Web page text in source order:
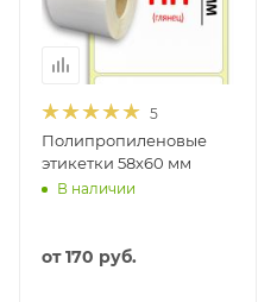
5
Полипропиленовые
этикетки 58х60 мм
В наличии
от170 руб.